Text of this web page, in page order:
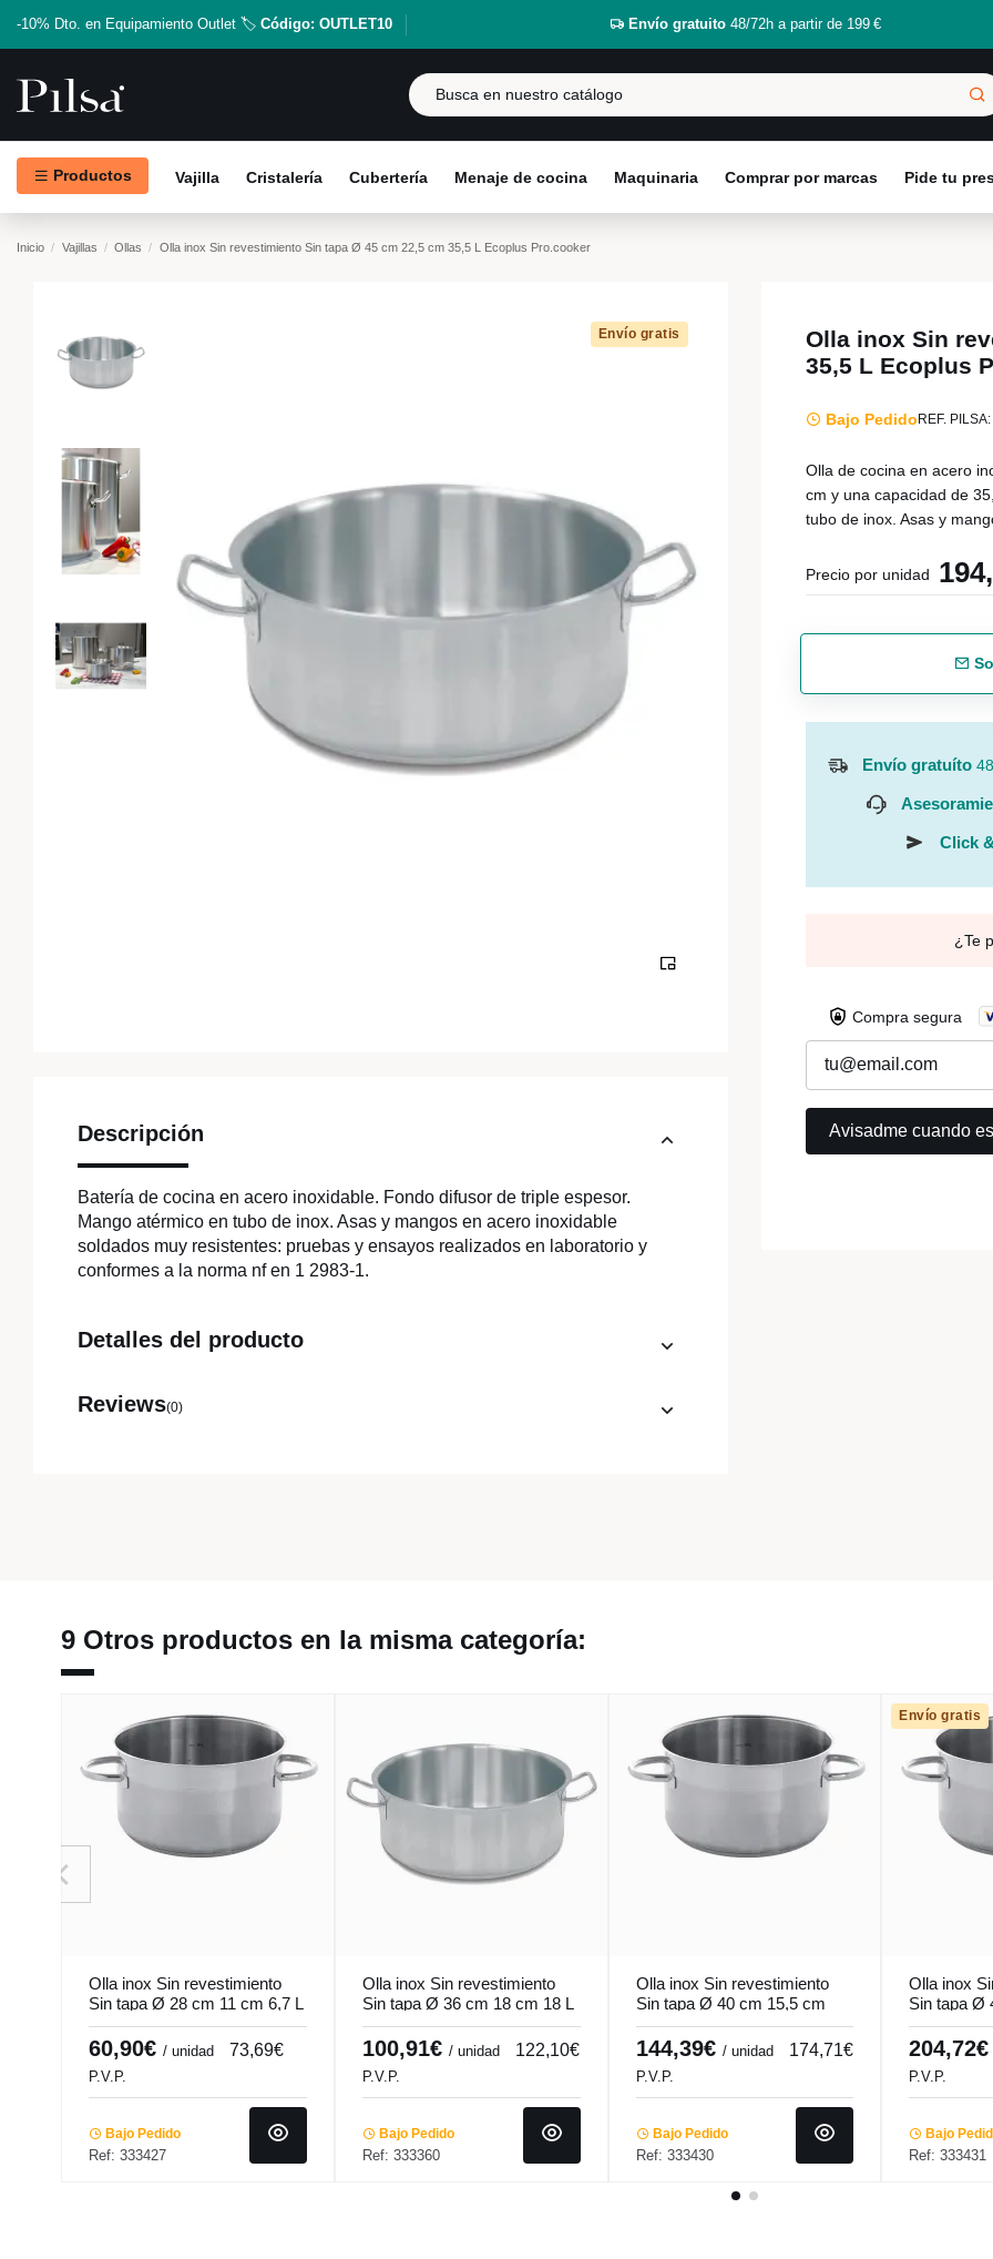
-10% Dto. en Equipamiento Outlet 🏷️ Código: OUTLET10 Envío gratuito48/72h a partir de 199 €
Productos Vajilla Cristalería Cubertería Menaje de cocina Maquinaria Comprar por marcas Pide tu
Inicio Vajillas Ollas Olla inox Sin revestimiento Sin tapa Ø 45 cm 22,5 cm 35,5 L Ecoplus Pro.cooker
Envío gratis
Descripción
Batería de cocina en acero inoxidable. Fondo difusor de triple espesor.
Mango atérmico en tubo de inox. Asas y mangos en acero inoxidable
soldados muy resistentes: pruebas y ensayos realizados en laboratorio y
conformes a la norma nf en 1 2983-1.
Detalles del producto
Reviews(0)
Olla inox Sin
35,5 L Ecoplus
Bajo Pedido REF. PILSA:
Olla de cocina en acero
cm y una capacidad de
tubo de inox. Asas y
Precio por unidad
Envío gratuíto
Click
¿Te
Compra segura
9 Otros productos en la misma categoría:
Olla inox Sin revestimiento
Sin tapa Ø 28 cm 11 cm 6,7 L
Qualiplus Pro.cooker
60,90€ / unidad 73,69€
P.V.P.
Bajo Pedido
Ref: 333427
Olla inox Sin revestimiento
Sin tapa Ø 36 cm 18 cm 18 L
Ecoplus Pro.cooker
100,91€ / unidad 122,10€
P.V.P.
Bajo Pedido
Ref: 333360
Olla inox Sin revestimiento
Sin tapa Ø 40 cm 15,5 cm
19,4 L Qualiplus Pro.cooker
144,39€ / unidad 174,71€
P.V.P.
Bajo Pedido
Ref: 333430
Envío gratis
Olla inox
Sin tapa Ø
Qualiplus
P.V.P.
Bajo
Ref: 333431